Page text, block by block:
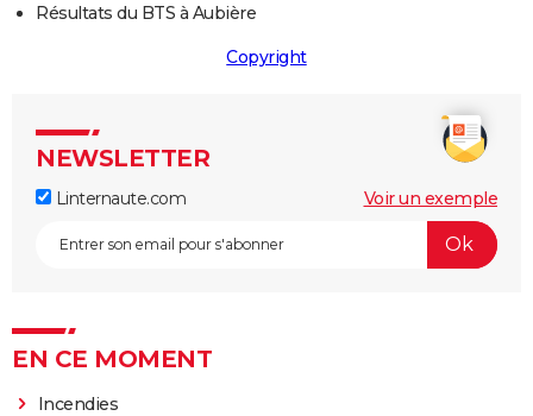
Résultats du BTS à Aubière
Copyright
NEWSLETTER
Linternaute.com Voir un exemple
EN CE MOMENT
Incendies